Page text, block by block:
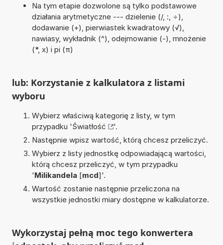
Na tym etapie dozwolone są tylko podstawowe
działania arytmetyczne --- dzielenie (/, :, ÷),
dodawanie (+), pierwiastek kwadratowy (√),
nawiasy, wykładnik (^), odejmowanie (-), mnożenie
(*, x) i pi (π)
lub: Korzystanie z kalkulatora z listami
wyboru
Wybierz właściwą kategorię z listy, w tym
przypadku 'Światłość
'.
Następnie wpisz wartość, którą chcesz przeliczyć.
Wybierz z listy jednostkę odpowiadającą wartości,
którą chcesz przeliczyć, w tym przypadku
'Milikandela[mcd]'.
Wartość zostanie następnie przeliczona na
wszystkie jednostki miary dostępne w kalkulatorze.
Wykorzystaj pełną moc tego konwertera